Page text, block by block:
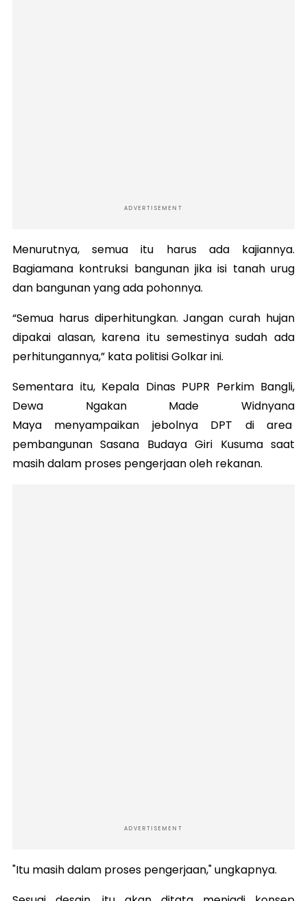
ADVERTISEMENT
Menurutnya, semua itu harus ada kajiannya.
Bagiamana kontruksi bangunan jika isi tanah urug
dan bangunan yang ada pohonnya.
“Semua harus diperhitungkan. Jangan curah hujan
dipakai alasan, karena itu semestinya sudah ada
perhitungannya,” kata politisi Golkar ini.
Sementara itu, Kepala Dinas PUPR Perkim Bangli,
Dewa Ngakan Made Widnyana
Maya menyampaikan jebolnya DPT di area
pembangunan Sasana Budaya Giri Kusuma saat
masih dalam proses pengerjaan oleh rekanan.
ADVERTISEMENT
"Itu masih dalam proses pengerjaan," ungkapnya.